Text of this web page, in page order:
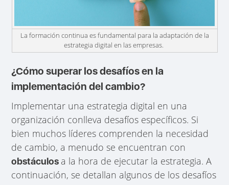
La formación continua es fundamental para la adaptación de la
estrategia digital en las empresas.
¿Cómo superar los desafíos en la
implementación del cambio?
Implementar una estrategia digital en una
organización conlleva desafíos específicos. Si
bien muchos líderes comprenden la necesidad
de cambio, a menudo se encuentran con
obstáculos a la hora de ejecutar la estrategia. A
continuación, se detallan algunos de los desafíos